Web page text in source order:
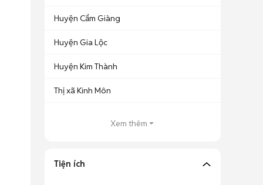
Huyện Cẩm Giàng
Huyện Gia Lộc
Huyện Kim Thành
Thị xã Kinh Môn
Xem thêm
Tiện ích